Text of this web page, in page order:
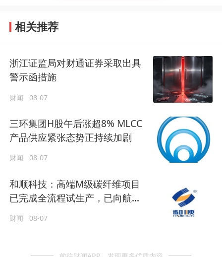
相关推荐
浙江证监局对财通证券采取出具
警示函措施
财闻 08-07
三环集团H股午后涨超8% MLCC
产品供应紧张态势正持续加剧
财闻 08-07
和顺科技：高端M级碳纤维项目
已完成全流程试生产，已向航天
财闻 08-07